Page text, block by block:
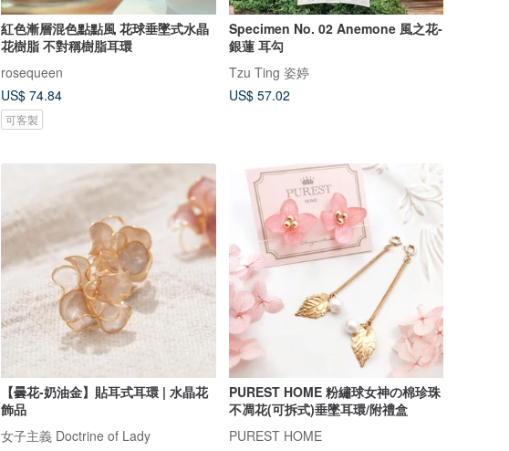
紅色漸層混色點點風 花球垂墜式水晶
花樹脂 不對稱樹脂耳環
rosequeen
US$ 74.84
可客製
Specimen No. 02 Anemone 風之花-
銀蓮 耳勾
Tzu Ting 姿婷
US$ 57.02
【曇花-奶油金】貼耳式耳環 | 水晶花
飾品
女子主義 Doctrine of Lady
PUREST HOME 粉繡球女神の棉珍珠
不凋花(可拆式)垂墜耳環/附禮盒
PUREST HOME